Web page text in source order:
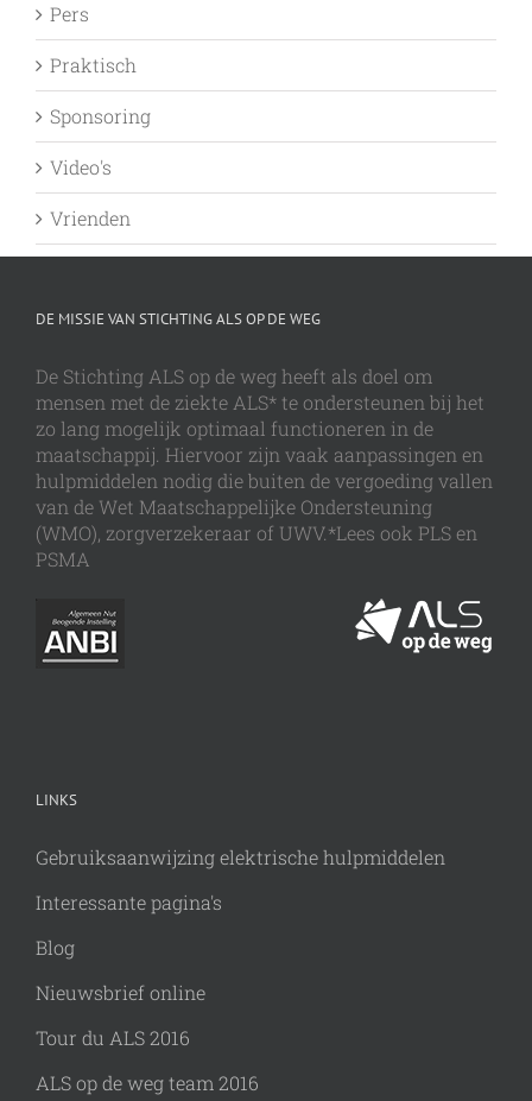
Pers
Praktisch
Sponsoring
Video's
Vrienden
DE MISSIE VAN STICHTING ALS OP DE WEG
De Stichting ALS op de weg heeft als doel om
mensen met de ziekte ALS* te ondersteunen bij het
zo lang mogelijk optimaal functioneren in de
maatschappij. Hiervoor zijn vaak aanpassingen en
hulpmiddelen nodig die buiten de vergoeding vallen
van de Wet Maatschappelijke Ondersteuning
(WMO), zorgverzekeraar of UWV.*Lees ook PLS en
PSMA
LINKS
Gebruiksaanwijzing elektrische hulpmiddelen
Interessante pagina's
Blog
Nieuwsbrief online
Tour du ALS 2016
ALS op de weg team 2016